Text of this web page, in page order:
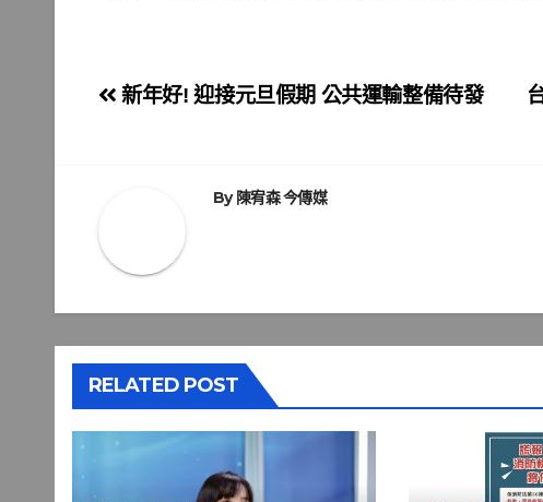
文
覽
新年好! 迎接元旦假期 公共運輸整備待發
By陳宥森 今傳媒
RELATED POST